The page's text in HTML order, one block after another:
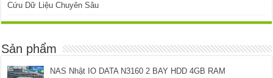
Cứu Dữ Liệu Chuyên Sâu
Sản phẩm
NAS Nhật IO DATA N3160 2 BAY HDD 4GB RAM